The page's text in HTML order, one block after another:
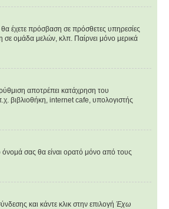
θα έχετε πρόσβαση σε πρόσθετες υπηρεσίες
σε ομάδα μελών, κλπ. Παίρνει μόνο μερικά
αποτρέπει κατάχρηση του
βιβλιοθήκη, internet cafe, υπολογιστής
όνομά σας θα είναι ορατό μόνο από τους
και κάντε κλικ στην επιλογή Έχω